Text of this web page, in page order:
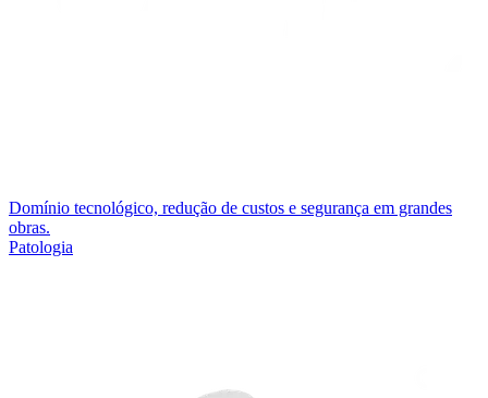
Domínio tecnológico, redução de custos e segurança em grandes
obras.
Patologia